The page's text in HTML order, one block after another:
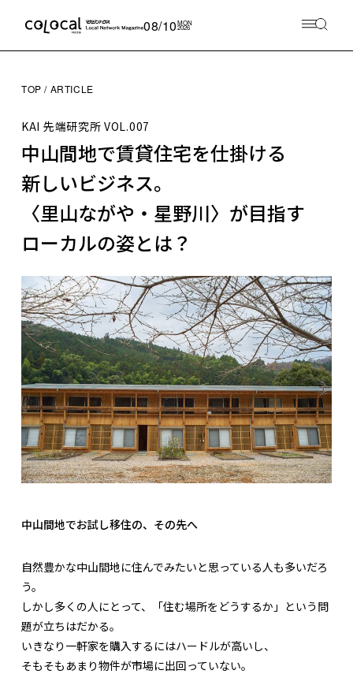
08/10MON
2026
TOP ARTICLE
KAI 先端研究所 VOL.007
中山間地で賃貸住宅を仕掛ける
新しいビジネス。
〈里山ながや・星野川〉が目指す
ローカルの姿とは？
中山間地でお試し移住の、その先へ
自然豊かな中山間地に住んでみたいと思っている人も多いだろ
う。
しかし多くの人にとって、「住む場所をどうするか」という問
題が立ちはだかる。
いきなり一軒家を購入するにはハードルが高いし、
そもそもあまり物件が市場に出回っていない。